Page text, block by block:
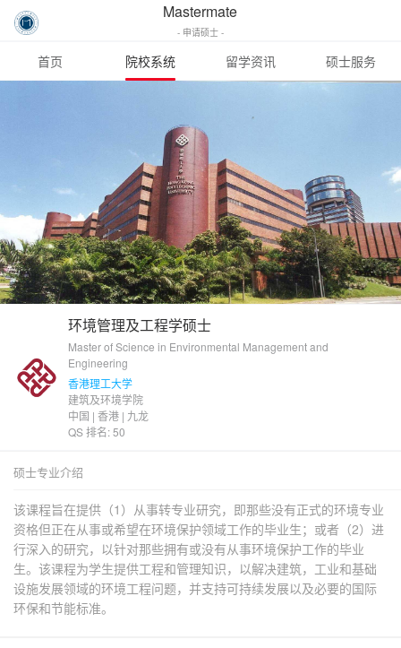
Mastermate
- 申请硕士 -
首页 院校系统 留学资讯 硕士服务
环境管理及工程学硕士
Master of Science in Environmental Management and
Engineering
香港理工大学
建筑及环境学院
中国 | 香港 | 九龙
QS 排名: 50
硕士专业介绍
该课程旨在提供（1）从事转专业研究，即那些没有正式的环境专业
资格但正在从事或希望在环境保护领域工作的毕业生；或者（2）进
行深入的研究，以针对那些拥有或没有从事环境保护工作的毕业
生。该课程为学生提供工程和管理知识，以解决建筑，工业和基础
设施发展领域的环境工程问题，并支持可持续发展以及必要的国际
环保和节能标准。